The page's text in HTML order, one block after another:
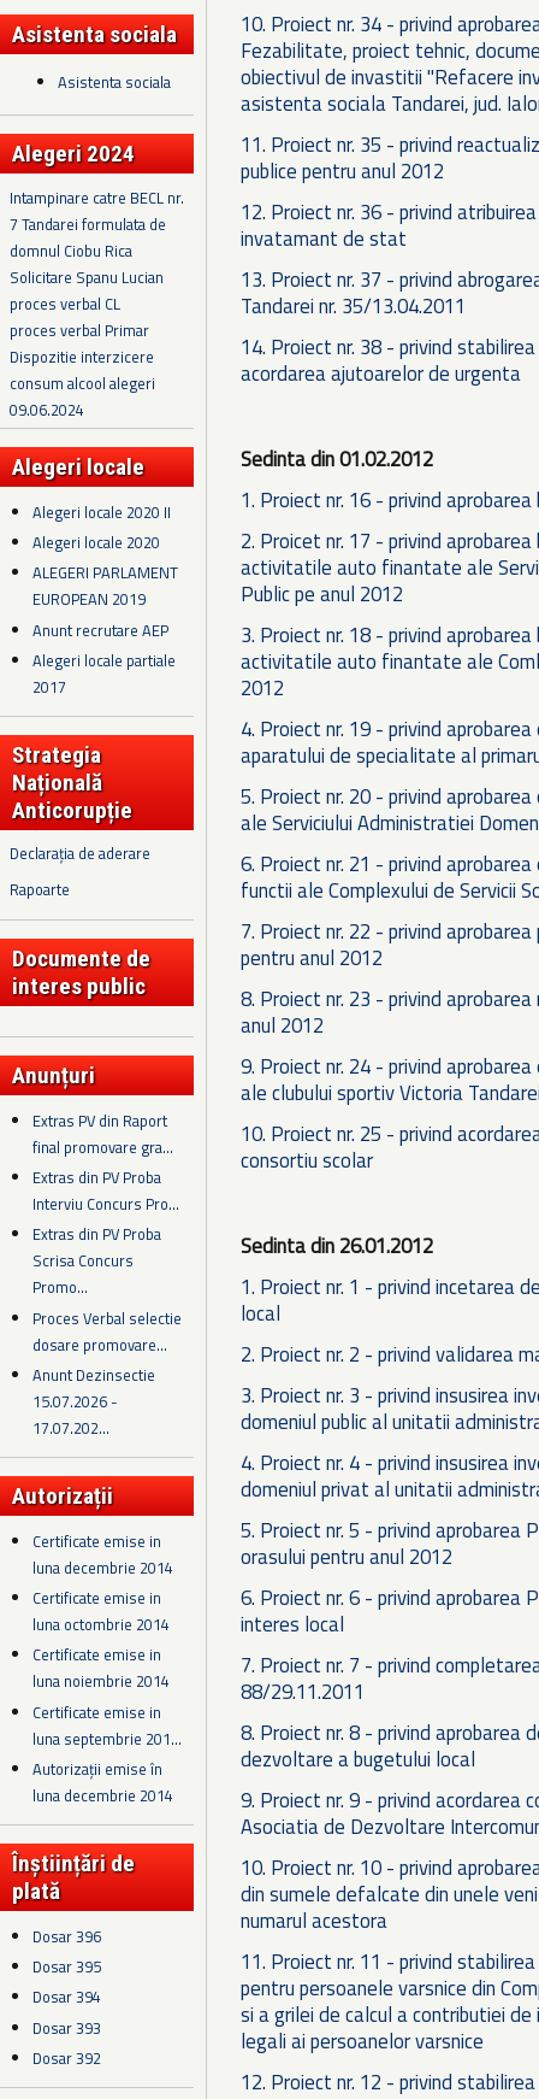
Asistenta sociala
Asistenta sociala
Alegeri 2024
Intampinare catre BECL nr.
7 Tandarei formulata de
domnul Ciobu Rica
Solicitare Spanu Lucian
proces verbal CL
proces verbal Primar
Dispozitie interzicere
consum alcool alegeri
09.06.2024
Alegeri locale
Alegeri locale 2020 II
Alegeri locale 2020
ALEGERI PARLAMENT
EUROPEAN 2019
Anunt recrutare AEP
Alegeri locale partiale
2017
Strategia
Națională
Anticorupție
Declarația de aderare
Rapoarte
Documente de
interes public
Anunțuri
Extras PV din Raport
final promovare gra...
Extras din PV Proba
Interviu Concurs Pro...
Extras din PV Proba
Scrisa Concurs
Promo...
Proces Verbal selectie
dosare promovare...
Anunt Dezinsectie
15.07.2026 -
17.07.202...
Autorizații
Certificate emise in
luna decembrie 2014
Certificate emise in
luna octombrie 2014
Certificate emise in
luna noiembrie 2014
Certificate emise in
luna septembrie 201...
Autorizații emise în
luna decembrie 2014
Înștiințări de
plată
Dosar 396
Dosar 395
Dosar 394
Dosar 393
Dosar 392
10. Proiect nr. 34 - privind
Fezabilitate, proiect tehnic,
obiectivul de invastitii "Refacere
asistenta sociala Tandarei, jud.
11. Proiect nr. 35 - privind
publice pentru anul 2012
12. Proiect nr. 36 - privind
invatamant de stat
13. Proiect nr. 37 - privind
Tandarei nr. 35/13.04.2011
14. Proiect nr. 38 - privind
acordarea ajutoarelor de urgenta
Sedinta din 01.02.2012
1. Proiect nr. 16 - privind
2. Proicet nr. 17 - privind
activitatile auto finantate ale
Public pe anul 2012
3. Proiect nr. 18 - privind
activitatile auto finantate ale
2012
4. Proiect nr. 19 - privind
aparatului de specialitate al
5. Proiect nr. 20 - privind
ale Serviciului Administratiei
6. Proiect nr. 21 - privind
functii ale Complexului de Servicii
7. Proiect nr. 22 - privind
pentru anul 2012
8. Proiect nr. 23 - privind
anul 2012
9. Proiect nr. 24 - privind
ale clubului sportiv Victoria
10. Proiect nr. 25 - privind
consortiu scolar
Sedinta din 26.01.2012
1. Proiect nr. 1 - privind incetarea
local
2. Proiect nr. 2 - privind validarea
3. Proiect nr. 3 - privind insusirea
domeniul public al unitatii
4. Proiect nr. 4 - privind insusirea
domeniul privat al unitatii
5. Proiect nr. 5 - privind aprobarea
orasului pentru anul 2012
6. Proiect nr. 6 - privind aprobarea
interes local
7. Proiect nr. 7 - privind
88/29.11.2011
8. Proiect nr. 8 - privind aprobarea
dezvoltare a bugetului local
9. Proiect nr. 9 - privind acordarea
Asociatia de Dezvoltare
10. Proiect nr. 10 - privind
din sumele defalcate din unele
numarul acestora
11. Proiect nr. 11 - privind
pentru persoanele varsnice din
si a grilei de calcul a contributiei
legali ai persoanelor varsnice
12. Proiect nr. 12 - privind